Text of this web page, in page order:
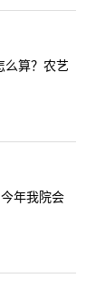
算？农艺
年我院会